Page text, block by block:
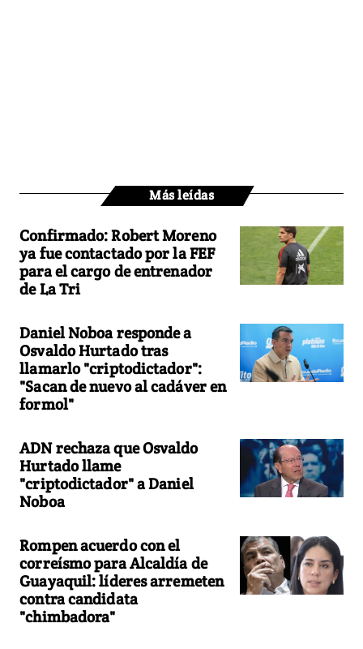
Más leídas
Confirmado: Robert Moreno
ya fue contactado por la FEF
para el cargo de entrenador
de La Tri
Daniel Noboa responde a
Osvaldo Hurtado tras
llamarlo "criptodictador":
"Sacan de nuevo al cadáver en
formol"
ADN rechaza que Osvaldo
Hurtado llame
"criptodictador" a Daniel
Noboa
Rompen acuerdo con el
correísmo para Alcaldía de
Guayaquil: líderes arremeten
contra candidata
"chimbadora"